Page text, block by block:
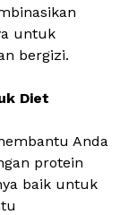
untuk
bergizi.
Diet
Anda
protein
baik untuk